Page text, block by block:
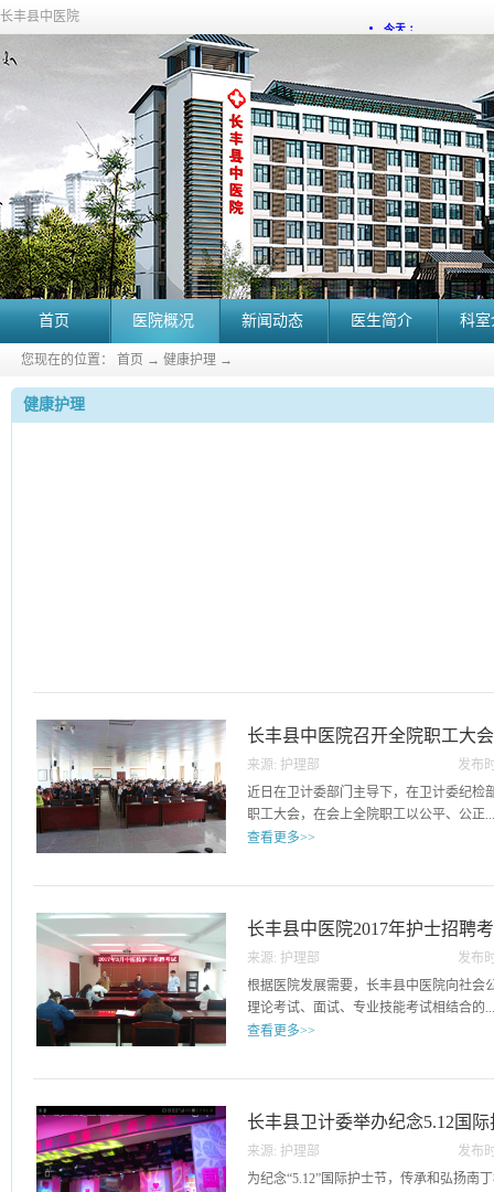
长丰县中医院
首页 医院概况 新闻动态 医生简介 科
您现在的位置： 首页 → 健康护理 →
健康护理
长丰县中医院召开全院职工大
主席候选人
来源: 护理部
发布
24
近日在卫计委部门主导下，在卫计委纪检
职工大会，在会上全院职工以公平、公正
票140票(占全院职工71%)，梁云以102票
长丰县中医院下一任工会主席候选人。
查看更多>>
长丰县中医院2017年护士招聘
来源: 护理部
发布
03
根据医院发展需要，长丰县中医院向社会
理论考试、面试、专业技能考试相结合的
由人事科组织实施，邀请安徽省中医第一
理部协助，严肃考风考纪，营造良好的
查看更多>>
长丰县卫计委举办纪念5.12国
来源: 护理部
发布
15
为纪念“5.12”国际护士节，传承和弘扬南